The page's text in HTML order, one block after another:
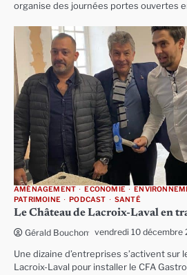
organise des journées portes ouvertes
AMÉNAGEMENT ECONOMIE
PATRIMOINE
PODCAST SANTÉ
Le Château de Lacroix-Laval en
Gérald Bouchon vendredi 10 décembre
Une dizaine d’entreprises s’activent sur
Lacroix-Laval pour installer le CFA